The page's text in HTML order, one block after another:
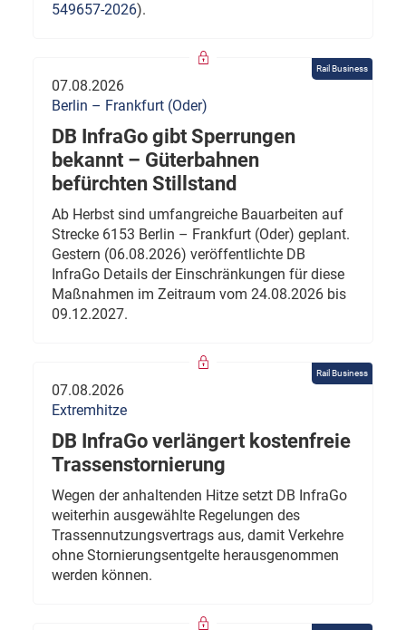
549657-2026).
Rail Business
07.08.2026
Berlin – Frankfurt (Oder)
DB InfraGo gibt Sperrungen
bekannt – Güterbahnen
befürchten Stillstand
Ab Herbst sind umfangreiche Bauarbeiten auf
Strecke 6153 Berlin – Frankfurt (Oder) geplant.
Gestern (06.08.2026) veröffentlichte DB
InfraGo Details der Einschränkungen für diese
Maßnahmen im Zeitraum vom 24.08.2026 bis
09.12.2027.
Rail Business
07.08.2026
Extremhitze
DB InfraGo verlängert kostenfreie
Trassenstornierung
Wegen der anhaltenden Hitze setzt DB InfraGo
weiterhin ausgewählte Regelungen des
Trassennutzungsvertrags aus, damit Verkehre
ohne Stornierungsentgelte herausgenommen
werden können.